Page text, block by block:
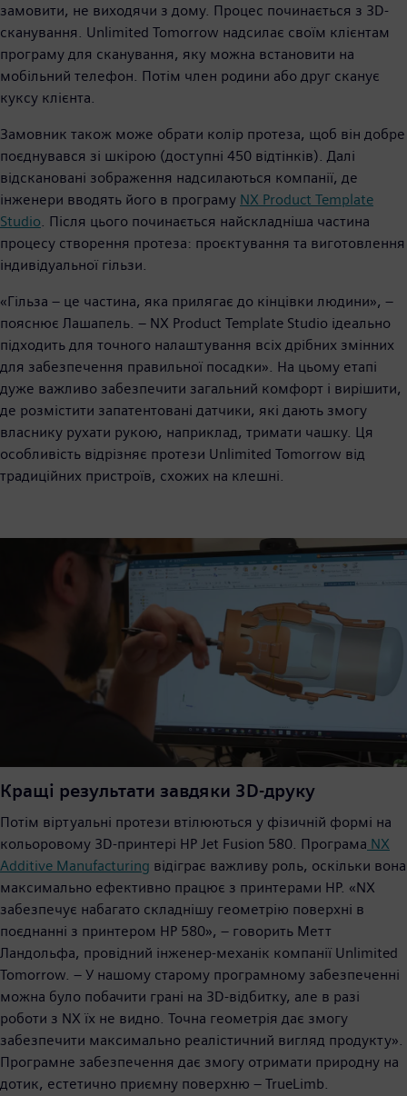
замовити, не виходячи з дому. Процес починається з 3D-
сканування. Unlimited Tomorrow надсилає своїм клієнтам
програму для сканування, яку можна встановити на
мобільний телефон. Потім член родини або друг сканує
куксу клієнта.
Замовник також може обрати колір протеза, щоб він добре
поєднувався зі шкірою (доступні 450 відтінків). Далі
відскановані зображення надсилаються компанії, де
інженери вводять його в програму NX Product Template
Studio. Після цього починається найскладніша частина
процесу створення протеза: проєктування та виготовлення
індивідуальної гільзи.
«Гільза – це частина, яка прилягає до кінцівки людини», –
пояснює Лашапель. – NX Product Template Studio ідеально
підходить для точного налаштування всіх дрібних змінних
для забезпечення правильної посадки». На цьому етапі
дуже важливо забезпечити загальний комфорт і вирішити,
де розмістити запатентовані датчики, які дають змогу
власнику рухати рукою, наприклад, тримати чашку. Ця
особливість відрізняє протези Unlimited Tomorrow від
традиційних пристроїв, схожих на клешні.
Кращі результати завдяки 3D-друку
Потім віртуальні протези втілюються у фізичній формі на
кольоровому 3D-принтері HP Jet Fusion 580. Програма NX
Additive Manufacturing відіграє важливу роль, оскільки вона
максимально ефективно працює з принтерами HP. «NX
забезпечує набагато складнішу геометрію поверхні в
поєднанні з принтером HP 580», – говорить Метт
Ландольфа, провідний інженер-механік компанії Unlimited
Tomorrow. – У нашому старому програмному забезпеченні
можна було побачити грані на 3D-відбитку, але в разі
роботи з NX їх не видно. Точна геометрія дає змогу
забезпечити максимально реалістичний вигляд продукту».
Програмне забезпечення дає змогу отримати природну на
дотик, естетично приємну поверхню – TrueLimb.